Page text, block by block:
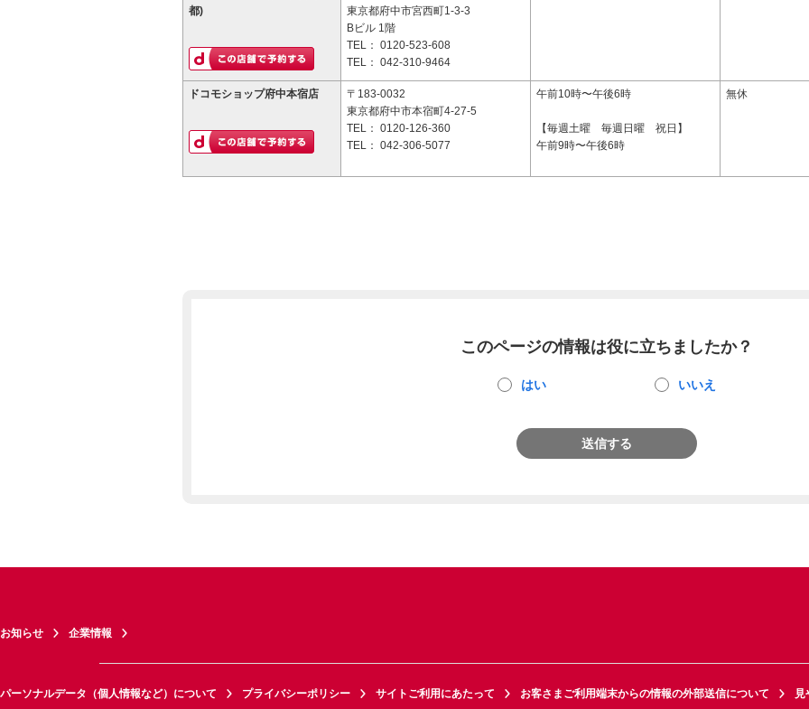
都)
東京都府中市宮西町1-3-3
Bビル 1階
TEL： 0120-523-608
TEL： 042-310-9464
ドコモショップ府中本宿店
〒183-0032
東京都府中市本宿町4-27-5
TEL： 0120-126-360
TEL： 042-306-5077
午前10時〜午後6時
【毎週土曜 毎週日曜 祝日】
午前9時〜午後6時
無休
このページの情報は役に立ちましたか？
はい いいえ
送信する
お知らせ 企業情報
パーソナルデータ（個人情報など）について プライバシーポリシー サイトご利用にあたって お客さまご利用端末からの情報の外部送信について 見